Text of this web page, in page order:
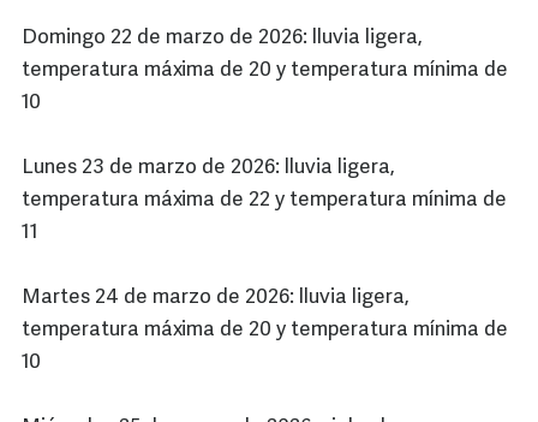
Domingo 22 de marzo de 2026: lluvia ligera,
temperatura máxima de 20 y temperatura mínima de
10
Lunes 23 de marzo de 2026: lluvia ligera,
temperatura máxima de 22 y temperatura mínima de
11
Martes 24 de marzo de 2026: lluvia ligera,
temperatura máxima de 20 y temperatura mínima de
10